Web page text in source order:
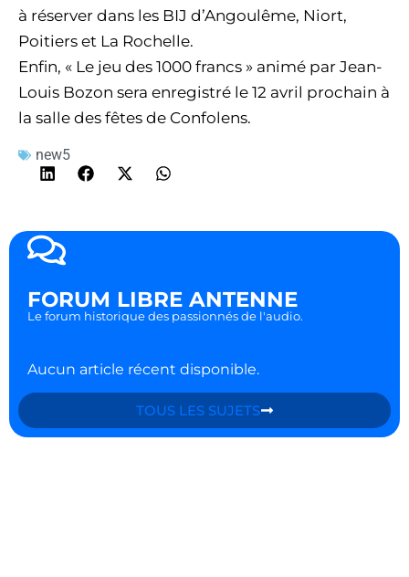
à réserver dans les BIJ d’Angoulême, Niort,
Poitiers et La Rochelle.
Enfin, « Le jeu des 1000 francs » animé par Jean-
Louis Bozon sera enregistré le 12 avril prochain à
la salle des fêtes de Confolens.
new5
FORUM LIBRE ANTENNE
Le forum historique des passionnés de l'audio.
Aucun article récent disponible.
TOUS LES SUJETS